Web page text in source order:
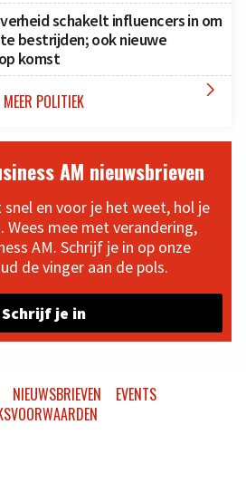
schakelt influencers in om
bestrijden; ook nieuwe
komst
MEER POLITIEK 
AM nieuwsbrieven
en voor je het weet, hol je
Wees mee met verandering,
AM. Schrijf je in op onze
de vinger aan de pols.
Schrijf je in
NIEUWSBRIEVEN
EVENTS